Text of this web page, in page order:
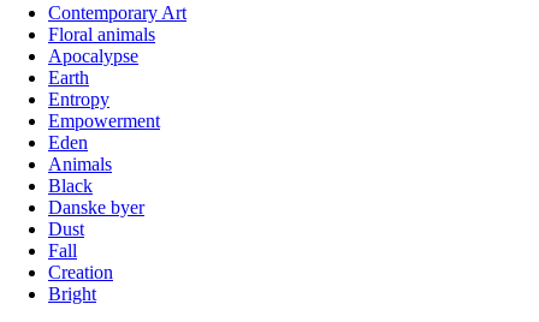
Contemporary Art
Floral animals
Apocalypse
Earth
Entropy
Empowerment
Eden
Animals
Black
Danske byer
Dust
Fall
Creation
Bright